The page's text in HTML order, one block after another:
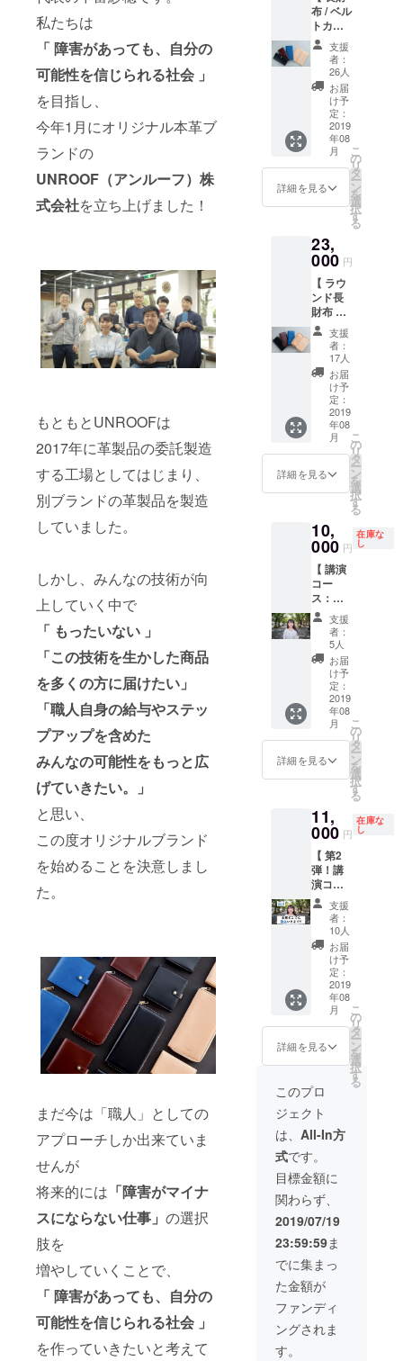
私たちは
「 障害があっても、自分の
可能性を信じられる社会 」
を目指し、
今年1月にオリジナル本革ブ
ランドの
UNROOF（アンルーフ）株
式会社を立ち上げました！
もともとUNROOFは
2017年に革製品の委託製造
する工場としてはじまり、
別ブランドの革製品を製造
していました。
しかし、みんなの技術が向
上していく中で
「 もったいない 」
「この技術を生かした商品
を多くの方に届けたい」
「職人自身の給与やステッ
プアップを含めた
みんなの可能性をもっと広
げていきたい。」
と思い、
この度オリジナルブランド
を始めることを決意しまし
た。
まだ今は「職人」としての
アプローチしか出来ていま
せんが
将来的には 「障害がマイナ
スにならない仕事」 の選択
肢を
増やしていくことで、
「 障害があっても、自分の
可能性を信じられる社会 」
を作っていきたいと考えて
可能性
もござ
いま
す。
ご了承
くださ
い。 ※
革には
牛が
持って
いた傷
やシ
管・毛
穴の痕
見られ
ます。
これ
らは身
体の部
位や個
体差に
より、
一つ一
つが表
情が異
なりま
ミュニ
ティへ
のご招
※2019
年7月末
から8月
にかけ
て順次
お届け
する予
が、
生産、
り遅れ
る可能
性もご
ざいま
す。 ※
商品の
仕様、
デザイ
ンに関
しまし
ては一
部変更
になる
可能性
もござ
す。
ご了承
革には
牛が
持って
いた傷
やシ
ワ・血
管・毛
穴の痕
などが
見られ
ます。
これ
らは身
体の部
位や個
より、
一つ一
情が異
なりま
す。
お選び
くださ
い。 ※
イメー
ジはリ
ターン
紹介部
分を参
照下さ
い。 ３
◆金具
のカ
ラー シ
ドどち
らかを
お選び
くださ
い。 ◆
コース
内容 ・
三つ折
り財布
１点 ・
今後の
活動報
Facebo
okコ
ティへ
のご招
年7月末
から8月
にかけ
て順次
お届け
する予
定です
が、
生産、
配送状
況によ
り遅れ
る可能
性もご
ざいま
商品の
仕様、
しまし
ては一
部変更
になる
可能性
もござ
いま
す。
ご了承
くださ
い。 ※
革には
牛が
持って
いた傷
ワ・血
管・毛
などが
見られ
ます。
これ
らは身
体の部
位や個
体差に
より、
一つ一
つが表
情が異
なりま
す
ルー・
ナチュ
ラル
（ヌ
メ） か
らお選
びくだ
さい。
※色の確
認は
ページ
内のリ
ターン
い。 ２
◆利き
手 右利
き用・
左利き
用どち
らかを
お選び
くださ
い。 ※
イメー
ジはリ
ターン
紹介部
分を参
照下さ
い。 ３
ル
バー・
ゴール
ドどち
らかを
お選び
くださ
い。 ４
◆ベル
トの有
無 ベル
トあ
り・な
し、ど
ちらか
びくだ
さい。
・二つ
折り財
布１点
・今後
の活動
報告 ・
Facebo
okコ
ミュニ
ティへ
のご招
※2019
年7月末
から8月
て順次
お届け
定です
が、
生産、
配送状
況によ
り遅れ
る可能
性もご
ざいま
す。 ※
商品の
仕様、
デザイ
ンに関
しまし
ては一
部変更
になる
布 / ベル
トカス
タムあ
り 】 ※
送料+税
込の価
格とな
りま
す。 １
◆カ
ラー ブ
ラッ
ク・
バーガ
ン
(赤茶)・
ロイヤ
ルブ
ルー・
ナチュ
ラル
（ヌ
メ） か
らお選
びくだ
さい。
※色の確
認は
ページ
内のリ
ターン
紹介部
◆利き
手 右利
き用・
左利き
用どち
らかを
お選び
くださ
い。 ※
イメー
ジはリ
ターン
紹介部
分を参
照下さ
い。 ３
◆金具
バー・
ゴール
ドどち
らかを
お選び
くださ
い。 ４
◆ベル
トの有
無 ベル
トを装
着あ
り・な
し、ど
ちらか
びくだ
さい。
ス内容
・長財
布１点
・今後
報告 ・
Facebo
okコ
ミュニ
ティへ
のご招
待
※2019
年7月末
から8月
にかけ
て順次
お届け
支援
者：
26人
お届
け予
定：
2019
年08
月
詳細を見る
こ
の
リ
タ
ー
ン
を
選
択
す
る
23,
000 円
【 ラウ
ンド長
財布 】
※送料
+税込の
価格と
なりま
す。 １
◆カ
ラー ブ
ラッ
ク・
バーガ
ン
ディー
(赤茶)・
ルブ
ルー・
ナチュ
ラル
（ヌ
メ） か
らお選
びくだ
さい。
※色の確
認は
ページ
内のリ
ターン
紹介部
分を参
照下さ
き用・
左利き
用どち
らかを
お選び
くださ
い。 ※
イメー
ジはリ
ターン
紹介部
分を参
照下さ
い。 ３
◆金具
のカ
ラー シ
ゴール
らかを
お選び
くださ
い。 ◆
コース
内容 ・
ラウン
ド長財
・今後
の活動
報告 ・
Facebo
okコ
ミュニ
ティへ
支援
者：
17人
お届
け予
定：
2019
年08
月
詳細を見る
こ
の
リ
タ
ー
ン
を
選
択
す
る
10,
000 円
在庫な
し
【 講演
コー
ス：
UNROO
Fのこと
お話さ
せてく
ださ
い！ 】
UNROO
F共同代
表の中
富が #
事業内
容 #障
害者雇
様性 #
ものづ
くり #
ソー
シャル
ビジネ
ス など
ご希望
のテー
マに
沿っ
て、全
国どこ
でも講
演をさ
せてい
ただき
という
形式で
なくて
も問題
ありま
せんの
でご相
談させ
てくだ
さい）
（恐れ
入りま
すが交
通費・
宿泊費
は別の
ご精算
となり
支援
者：
5人
お届
け予
定：
2019
年08
月
詳細を見る
こ
の
リ
タ
ー
ン
を
選
択
す
る
11,
000 円
在庫な
し
【 第2
弾！講
演コー
ス：
UNROO
Fのこと
お話さ
せてく
ださ
い！ 】
※同額で
のリ
ターン
追加が
出来な
いため
価格を
+1,000
円上げ
させて
いただ
きまし
た。
UNROO
F共同代
表の中
富が #
事業内
容 #障
害者雇
用 #多
様性 #
ものづ
くり #
支援
者：
10人
お届
け予
定：
2019
年08
月
詳細を見る
こ
の
リ
タ
ー
ン
を
選
択
す
る
このプロ
ジェクト
は、 All-In方
式です。
目標金額に
関わらず、
2019/07/19
23:59:59ま
でに集まっ
た金額が
ファンディ
ングされま
す。